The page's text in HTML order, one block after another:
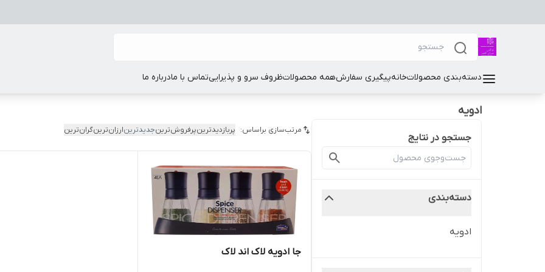
دسته‌بندی محصولاتخانهپیگیری سفارشهمه محصولاتظروف سرو و پذیراییتماس با مادرباره ما
ادویه
جستجو در نتایج
دسته‌بندی
ادویه
مرتب‌سازی براساس: پربازدیدترینپرفروش‌ترینجدیدترینارزان‌ترینگران‌ترین
جا ادویه لاک اند لاک